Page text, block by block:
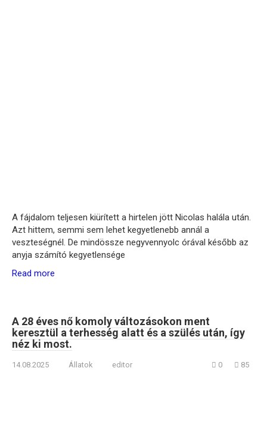
A fájdalom teljesen kiürített a hirtelen jött Nicolas halála után.
Azt hittem, semmi sem lehet kegyetlenebb annál a
veszteségnél. De mindössze negyvennyolc órával később az
anyja számító kegyetlensége
Read more
A 28 éves nő komoly változásokon ment
keresztül a terhesség alatt és a szülés után, így
néz ki most.
14.08.2025 Állatok editor 0 85